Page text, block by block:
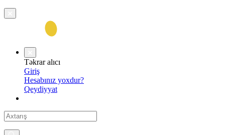
Təkrar alıcı
Giriş
Hesabınız yoxdur?
Qeydiyyat